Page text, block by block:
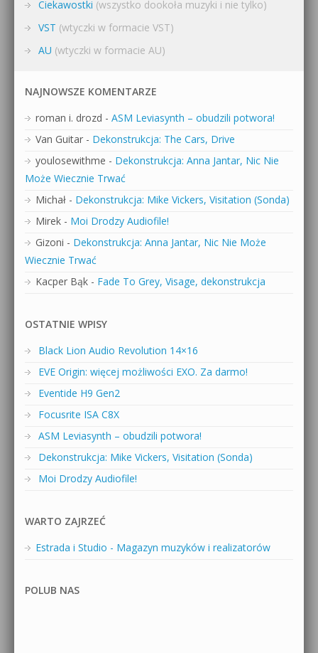
Ciekawostki (wszystko dookoła muzyki i nie tylko)
VST (wtyczki w formacie VST)
AU (wtyczki w formacie AU)
NAJNOWSZE KOMENTARZE
roman i. drozd - ASM Leviasynth – obudzili potwora!
Van Guitar - Dekonstrukcja: The Cars, Drive
youlosewithme - Dekonstrukcja: Anna Jantar, Nic Nie
Może Wiecznie Trwać
Michał - Dekonstrukcja: Mike Vickers, Visitation (Sonda)
Mirek - Moi Drodzy Audiofile!
Gizoni - Dekonstrukcja: Anna Jantar, Nic Nie Może
Wiecznie Trwać
Kacper Bąk - Fade To Grey, Visage, dekonstrukcja
OSTATNIE WPISY
Black Lion Audio Revolution 14×16
EVE Origin: więcej możliwości EXO. Za darmo!
Eventide H9 Gen2
Focusrite ISA C8X
ASM Leviasynth – obudzili potwora!
Dekonstrukcja: Mike Vickers, Visitation (Sonda)
Moi Drodzy Audiofile!
WARTO ZAJRZEĆ
Estrada i Studio - Magazyn muzyków i realizatorów
POLUB NAS